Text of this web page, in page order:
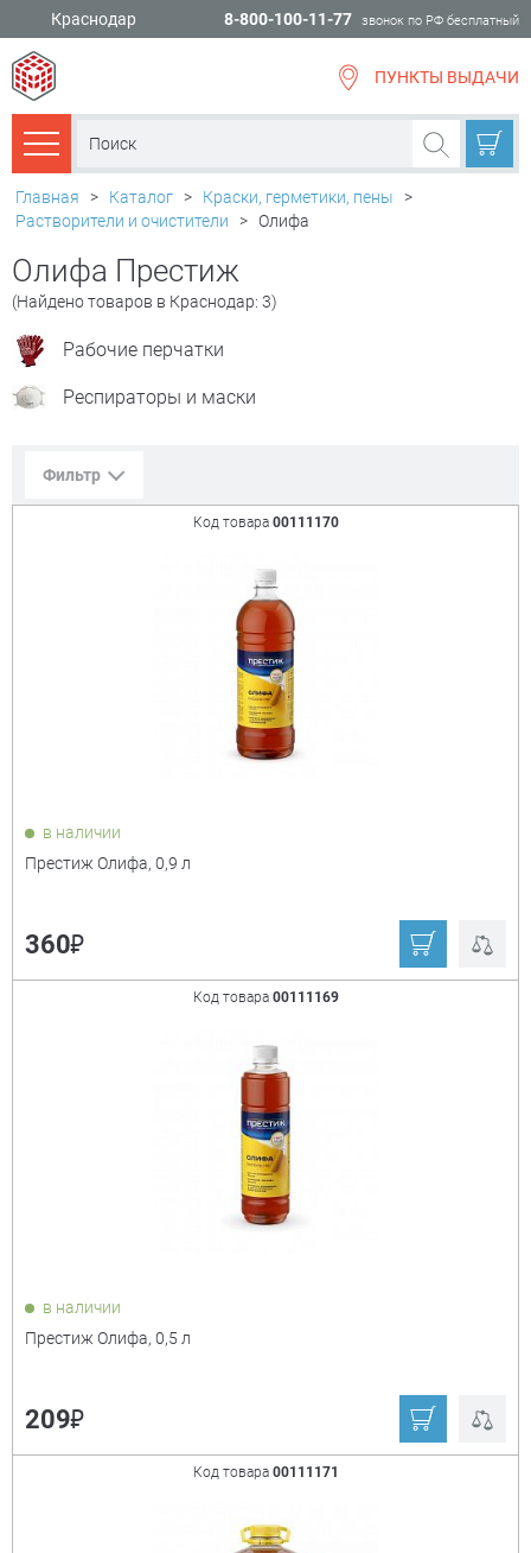
Краснодар 8-800-100-11-77 звонок по РФ бесплатный
ПУНКТЫ ВЫДАЧИ
Каталог товаров
Главная > Каталог > Краски, герметики, пены
>
Растворители и очистители
> Олифа
Олифа Престиж
(Найдено товаров в Краснодар: 3)
Рабочие перчатки
Респираторы и маски
Фильтр
Показать только
Код товара 00111170
в наличии
Престиж Олифа, 0,9 л
360₽
Код товара 00111169
в наличии
Престиж Олифа, 0,5 л
209₽
Код товара 00111171